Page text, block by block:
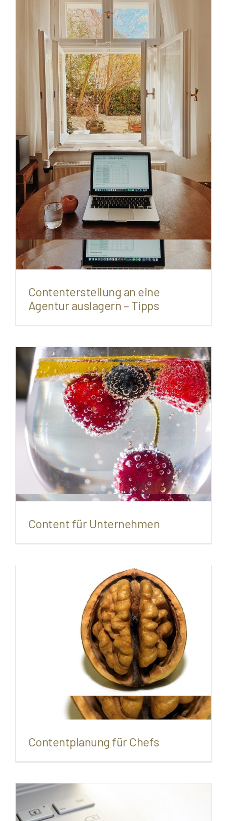
Contenterstellung an eine
Agentur auslagern – Tipps
Content für Unternehmen
Contentplanung für Chefs